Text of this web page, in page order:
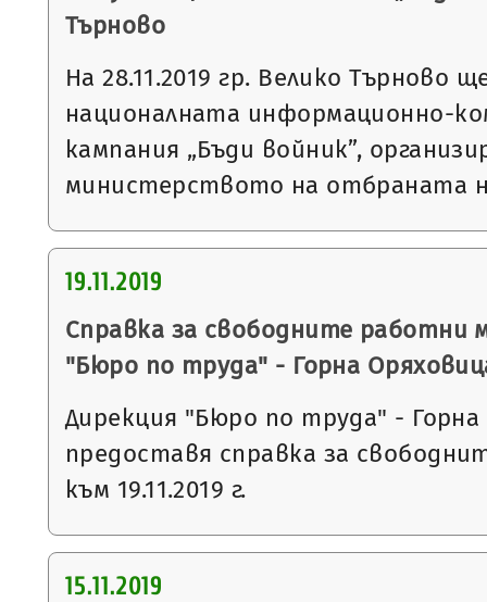
Търново
На 28.11.2019 гр. Велико Търново
националната информационно-
кампания „Бъди войник”,
министерството на отбраната
19.11.2019
Справка за свободните работни
"Бюро по труда" - Горна
Дирекция "Бюро по труда" -
предоставя справка за
към 19.11.2019 г.
15.11.2019